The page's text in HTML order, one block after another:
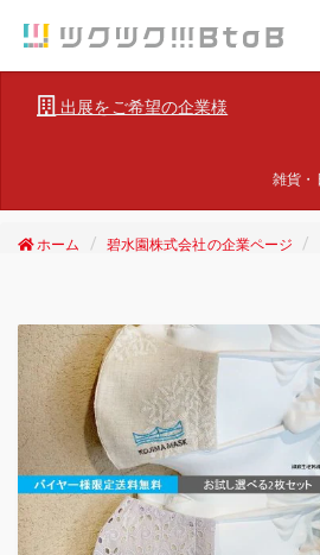
出展をご希望の企業様
雑貨・
ホーム 碧水園株式会社の企業ページ